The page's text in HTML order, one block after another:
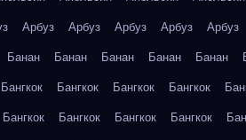
Арбуз Арбуз Арбуз Арбуз Арбуз
Банан Банан Банан Банан Банан
Бангкок Бангкок Бангкок Бангкок
Бангкок Бангкок Бангкок Бангкок